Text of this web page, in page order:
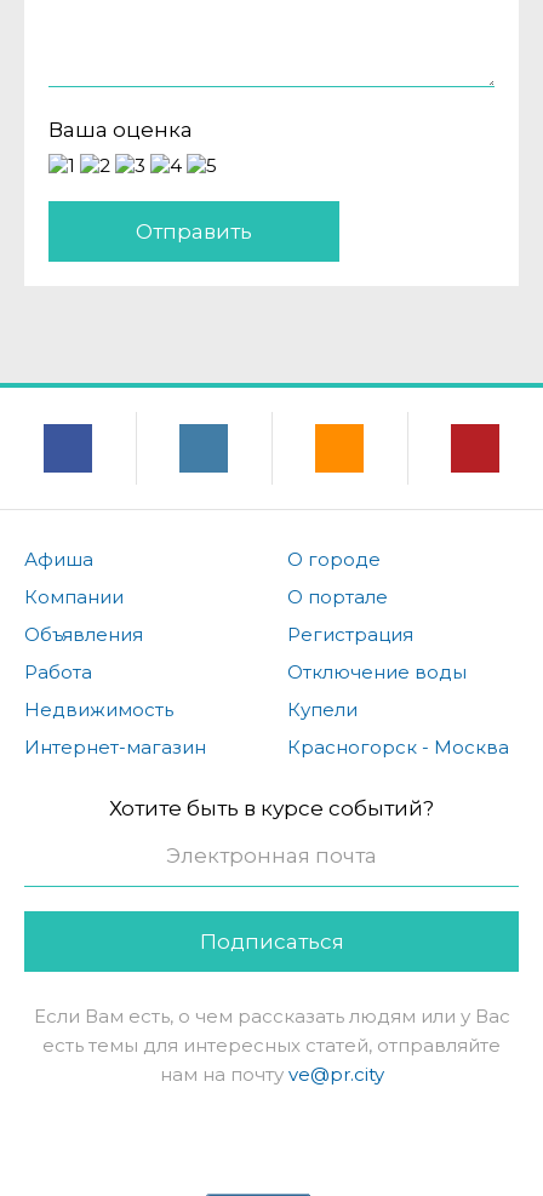
Ваша оценка
Отправить
Афиша
Компании
Объявления
Работа
Недвижимость
Интернет-магазин
О городе
О портале
Регистрация
Отключение воды
Купели
Красногорск - Москва
Хотите быть в курсе событий?
Подписаться
Если Вам есть, о чем рассказать людям или у Вас
есть темы для интересных статей, отправляйте
нам на почту ve@pr.city